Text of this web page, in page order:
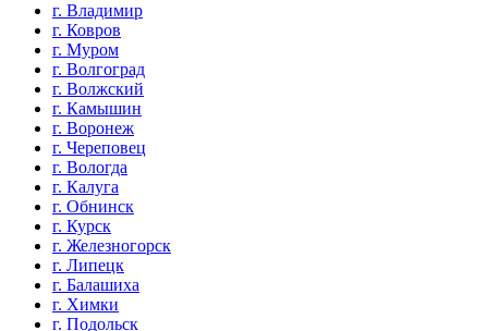
г. Владимир
г. Ковров
г. Муром
г. Волгоград
г. Волжский
г. Камышин
г. Воронеж
г. Череповец
г. Вологда
г. Калуга
г. Обнинск
г. Курск
г. Железногорск
г. Липецк
г. Балашиха
г. Химки
г. Подольск